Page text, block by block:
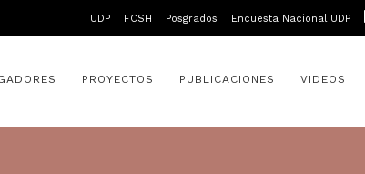
UDP FCSH Posgrados Encuesta Nacional UDP
PROYECTOS PUBLICACIONES VIDEOS